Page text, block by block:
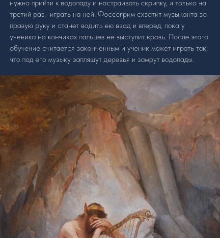
нужно прийти к водопаду и настраивать скрипку, и только на
третий раз- играть на ней. Фоссегрим схватит музыканта за
правую руку и станет водить ею взад и вперед, пока у
ученика на кончиках пальцев не выступит кровь. После этого
обучение считается законченным и ученик может играть так,
что под его музыку запляшут деревья и замрут водопады.